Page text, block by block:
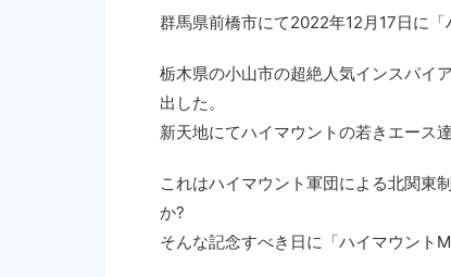
群馬県前橋市にて2022年12月17日に「
栃木県の小山市の超絶人気インスパイ
出した。
新天地にてハイマウントの若きエース
これはハイマウント軍団による北関東
か?
そんな記念すべき日に「ハイマウントM